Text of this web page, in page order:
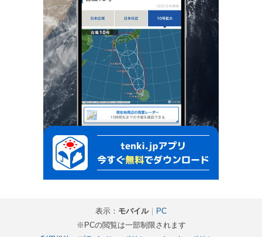
表示： モバイル｜ PC
※PCの閲覧は一部制限されます